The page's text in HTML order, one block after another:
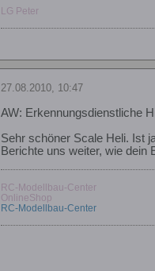
LG Peter
27.08.2010, 10:47
AW: Erkennungsdienstliche
Sehr schöner Scale Heli. Ist
Berichte uns weiter, wie dein
RC-Modellbau-Center
OnlineShop
RC-Modellbau-Center